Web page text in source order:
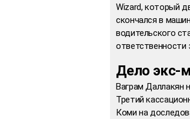
Wizard, который
скончался в
водительского
ответственности
Дело экс-
Ваграм Даллакян
Третий
Коми на